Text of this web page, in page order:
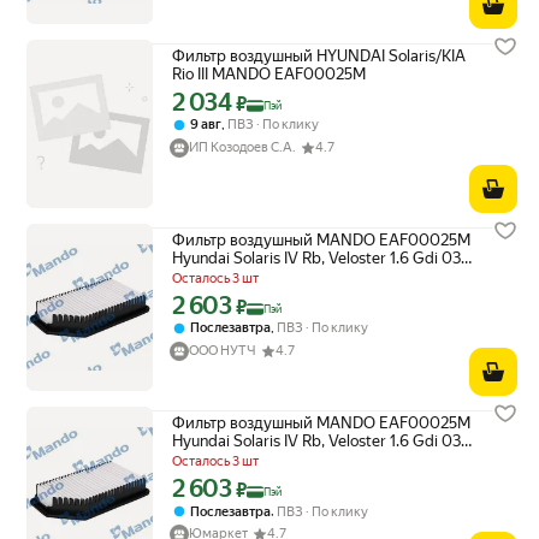
Фильтр воздушный HYUNDAI Solaris/KIA
Rio III MANDO EAF00025M
Цена с картой Яндекс Пэй 2034 ₽ вместо
2 034₽ Пэй
9 авг, ПВЗ
По клику
ИП Козодоев С.А.
4.7
Фильтр воздушный MANDO EAF00025M
Hyundai Solaris IV Rb, Veloster 1.6 Gdi 03,
11->, Kia Rio III, Soul 1.1, 1.4, 1.6crdi 09, 11->
Осталось 3 шт
Цена с картой Яндекс Пэй 2603 ₽ вместо
2 603₽ Пэй
Послезавтра ПВЗ
По клику
ООО НУТЧ
4.7
Фильтр воздушный MANDO EAF00025M
Hyundai Solaris IV Rb, Veloster 1.6 Gdi 03,
11->, Kia Rio III, Soul 1.1, 1.4, 1.6crdi 09, 11->
Осталось 3 шт
Цена с картой Яндекс Пэй 2603 ₽ вместо
2 603₽ Пэй
Послезавтра, ПВЗ
По клику
Юмаркет
4.7